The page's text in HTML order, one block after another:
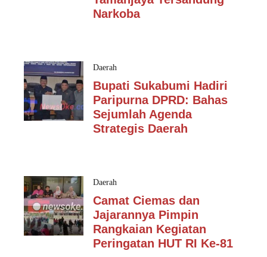
Narkoba
Daerah
Bupati Sukabumi Hadiri
Paripurna DPRD: Bahas
Sejumlah Agenda
Strategis Daerah
Daerah
Camat Ciemas dan
Jajarannya Pimpin
Rangkaian Kegiatan
Peringatan HUT RI Ke-81